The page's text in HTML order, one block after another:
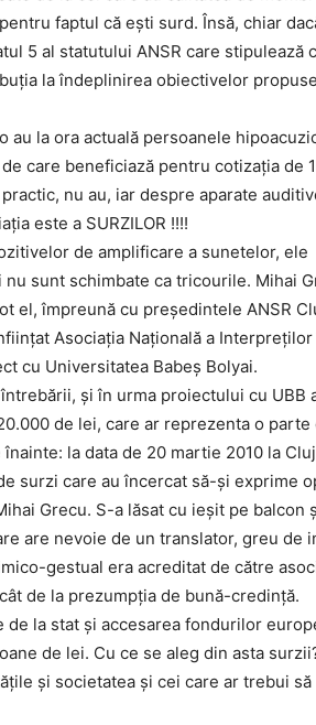
faptul că eşti surd. Însă, chiar
5 al statutului ANSR care stipulează
la îndeplinirea obiectivelor
au la ora actuală persoanele
care beneficiază pentru cotizaţia de
nu au, iar despre aparate
este a SURZILOR !!!!
de amplificare a sunetelor, ele
sunt schimbate ca tricourile. Mihai
el, împreună cu preşedintele ANSR
Asociaţia Naţională a Interpreţilor
cu Universitatea Babeş Bolyai.
şi în urma proiectului cu UBB
de lei, care ar reprezenta o parte
la data de 20 martie 2010 la
surzi care au încercat să-şi exprime
Grecu. S-a lăsat cu ieşit pe balcon
are nevoie de un translator, greu de
gestual era acreditat de către
de la prezumpţia de bună-credinţă.
la stat şi accesarea fondurilor
de lei. Cu ce se aleg din asta
şi societatea şi cei care ar trebui să